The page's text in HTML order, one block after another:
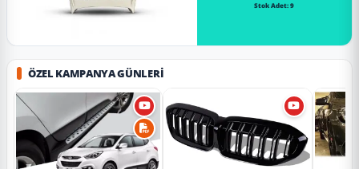
Stok Adet: 9
ÖZEL KAMPANYA GÜNLERI